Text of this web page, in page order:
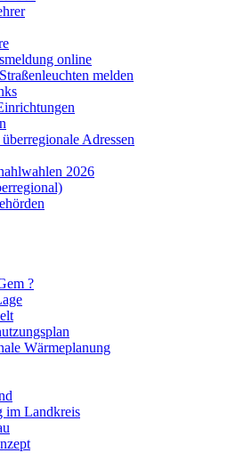
online
melden
Adressen
2026
?
Wärmeplanung
im Landkreis